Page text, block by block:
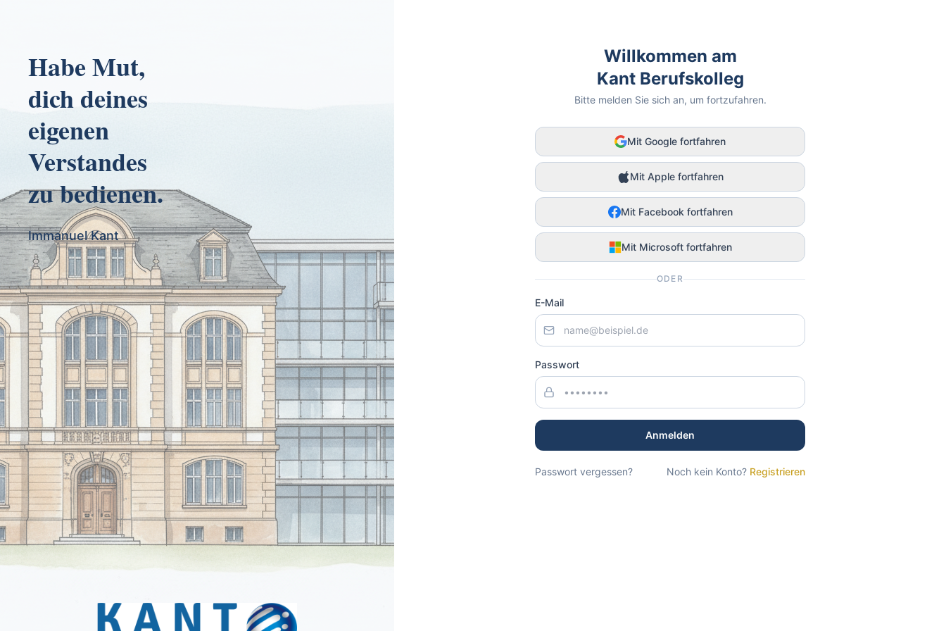
Habe Mut,
dich deines
eigenen
Verstandes
zu bedienen.
Immanuel Kant
Willkommen am
Kant Berufskolleg
Bitte melden Sie sich an, um fortzufahren.
Mit Google fortfahren
Mit Apple fortfahren
Mit Facebook fortfahren
Mit Microsoft fortfahren
ODER
E-Mail
Passwort
Anmelden
Passwort vergessen? Noch kein Konto? Registrieren